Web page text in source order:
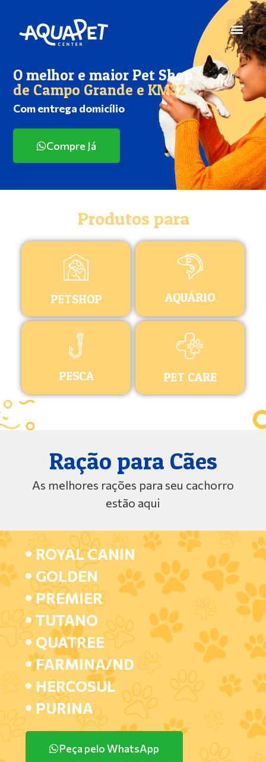
O melhor e maior Pet Shop
de Campo Grande e KM32
Com entrega domicílio
Compre Já
Produtos para
PETSHOP AQUÁRIO
PESCA PET CARE
Ração para Cães
As melhores rações para seu cachorro
estão aqui
ROYAL CANIN
GOLDEN
PREMIER
TUTANO
QUATREE
FARMINA/ND
HERCOSUL
PURINA
Peça pelo WhatsApp